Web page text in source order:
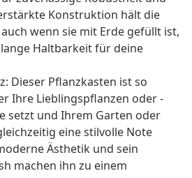
Konstruktion hält die
wenn sie mit Erde gefüllt ist,
Haltbarkeit für deine
Dieser Pflanzkasten ist so
Ihre Lieblingspflanzen oder -
setzt und Ihrem Garten oder
eine stilvolle Note
Ästhetik und sein
machen ihn zu einem